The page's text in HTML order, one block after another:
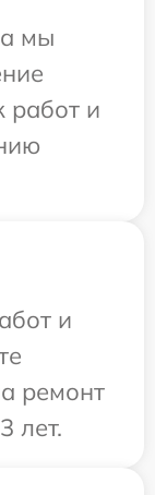
мы
работ и
и
ремонт
лет.